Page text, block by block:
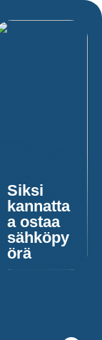
Siksi
kannatta
a ostaa
sähköpy
örä